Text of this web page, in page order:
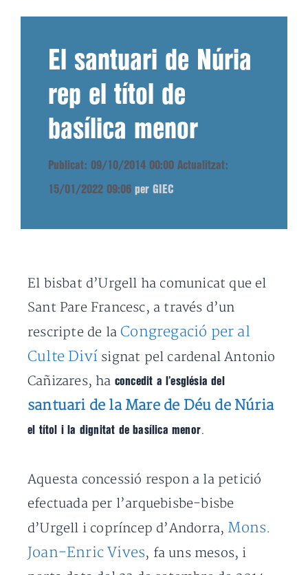
El santuari de Núria
rep el títol de
basílica menor
Publicat: 09/10/2014 00:00 Actualitzat:
15/01/2022 09:06 per GIEC
El bisbat d’Urgell ha comunicat que el
Sant Pare Francesc, a través d’un
rescripte de laCongregació per al
Culte Diví signat pel cardenal Antonio
Cañizares, ha concedit a l’església del
santuari de la Mare de Déu de Núria
el títol i la dignitat de basílica menor.
Aquesta concessió respon a la petició
efectuada per l’arquebisbe-bisbe
d’Urgell i copríncep d’Andorra,Mons.
Joan-Enric Vives, fa uns mesos, i